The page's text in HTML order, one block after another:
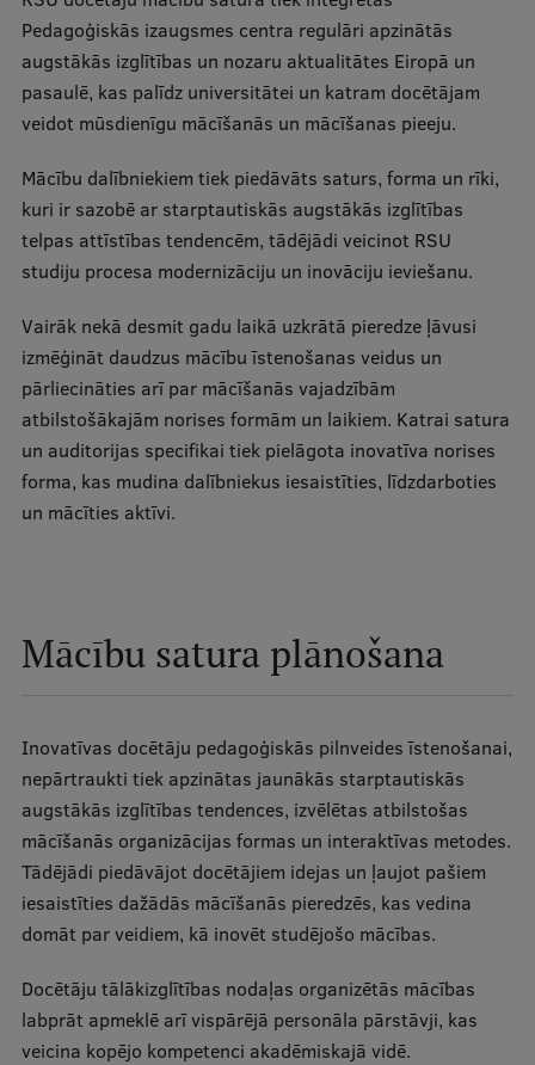
Pētniecības datu pārvaldība
RSU zinātnes portāls
Zinātnes ietekme
Doktorantūras skola
Pētniecības pakalpojumi
Pētniecības projekti
Zinātnieku brokastis
Vertikāli integrētie projekti
Zinātniskās konferences
Inovāciju centrs
Mobilitātes programmas
Starptautiskie sadarbības partneri
EURAXESS RSU kontaktpunkts
EATRIS koordinators Latvijā
Pedagoģiskās izaugsmes centra regulāri apzinātās
augstākās izglītības un nozaru aktualitātes Eiropā un
pasaulē, kas palīdz universitātei un katram docētājam
veidot mūsdienīgu mācīšanās un mācīšanas pieeju.
Mācību dalībniekiem tiek piedāvāts saturs, forma un rīki,
kuri ir sazobē ar starptautiskās augstākās izglītības
telpas attīstības tendencēm, tādējādi veicinot RSU
studiju procesa modernizāciju un inovāciju ieviešanu.
Vairāk nekā desmit gadu laikā uzkrātā pieredze ļāvusi
izmēģināt daudzus mācību īstenošanas veidus un
pārliecināties arī par mācīšanās vajadzībām
atbilstošākajām norises formām un laikiem. Katrai satura
un auditorijas specifikai tiek pielāgota inovatīva norises
forma, kas mudina dalībniekus iesaistīties, līdzdarboties
un mācīties aktīvi.
Mācību satura plānošana
Inovatīvas docētāju pedagoģiskās pilnveides īstenošanai,
nepārtraukti tiek apzinātas jaunākās starptautiskās
augstākās izglītības tendences, izvēlētas atbilstošas
mācīšanās organizācijas formas un interaktīvas metodes.
Tādējādi piedāvājot docētājiem idejas un ļaujot pašiem
iesaistīties dažādās mācīšanās pieredzēs, kas vedina
domāt par veidiem, kā inovēt studējošo mācības.
Docētāju tālākizglītības nodaļas organizētās mācības
labprāt apmeklē arī vispārējā personāla pārstāvji, kas
veicina kopējo kompetenci akadēmiskajā vidē.